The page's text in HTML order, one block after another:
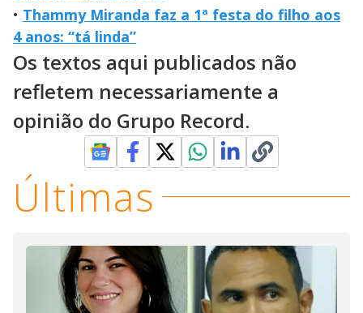
• Thammy Miranda faz a 1ª festa do filho aos
4 anos: “tá linda”
Os textos aqui publicados não
refletem necessariamente a
opinião do Grupo Record.
Últimas